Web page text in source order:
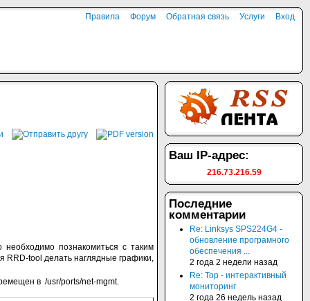
Правила Форум Обратная связь Услуги Вход
познакомиться с таким
RRD-tool делать наглядные графики,
в /usr/ports/net-mgmt.
Ваш IP-адрес:
216.73.216.59
Последние
комментарии
Re: Linksys SPS224G4 -
обновление програмного
обеспечения ...
2 года 2 недели назад
Re: Top - интерактивный
мониторинг
2 года 26 недель назад